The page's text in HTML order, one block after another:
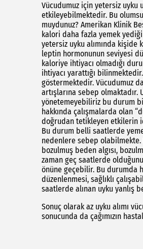
Vücudumuz için yetersiz uyku
etkileyebilmektedir. Bu
muydunuz? Amerikan Klinik
kalori daha fazla yemek yediği
yetersiz uyku alımında
leptin hormonunun seviyesi
kaloriye ihtiyacı olmadığı
ihtiyacı yarattığı
göstermektedir. Vücudumuz
artışlarına sebep
yönetemeyebiliriz bu durum
hakkında çalışmalarda olan
doğrudan tetikleyen etkilerin
Bu durum belli saatlerde
nedenlere sebep
bozulmuş beden algısı,
zaman geç saatlerde
önüne geçebilir. Bu durumda
düzenlenmesi, sağlıklı
saatlerde alınan uyku yanlış
Sonuç olarak az uyku alımı
sonucunda da çağımızın